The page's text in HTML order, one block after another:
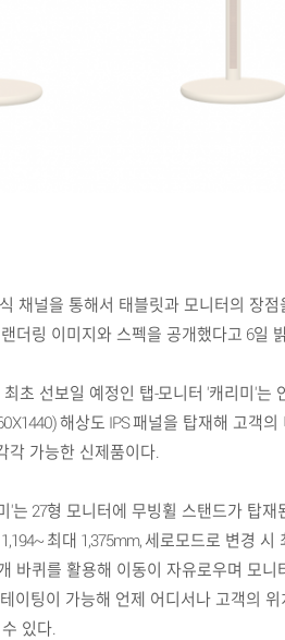
채널을 통해서 태블릿과 모니터의 장점
랜더링 이미지와 스펙을 공개했다고 6일
초 선보일 예정인 탭-모니터 '캐리미'는
해상도 IPS패널을 탑재해 고객의
각 가능한 신제품이다.
'는 27형 모니터에 무빙휠 스탠드가 탑재
1,194~ 최대 1,375mm, 세로모드로 변경 시
바퀴를 활용해 이동이 자유로우며 모니
이팅이 가능해 언제 어디서나 고객의
있다.